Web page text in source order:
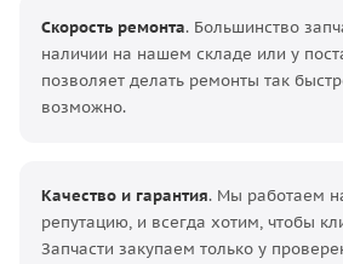
Скорость ремонта. Большинство
наличии на нашем складе или у
позволяет делать ремонты так
возможно.
Качество и гарантия. Мы работаем
репутацию, и всегда хотим, чтобы
Запчасти закупаем только у